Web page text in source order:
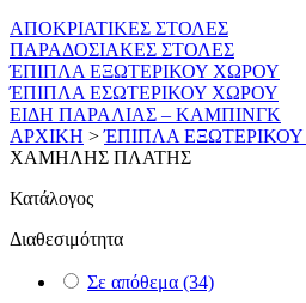
ΑΠΟΚΡΙΑΤΙΚΕΣ ΣΤΟΛΕΣ
ΠΑΡΑΔΟΣΙΑΚΕΣ ΣΤΟΛΕΣ
ΈΠΙΠΛΑ ΕΞΩΤΕΡΙΚΟΥ ΧΩΡΟΥ
ΈΠΙΠΛΑ ΕΣΩΤΕΡΙΚΟΥ ΧΩΡΟΥ
ΕΙΔΗ ΠΑΡΑΛΙΑΣ – ΚΑΜΠΙΝΓΚ
ΑΡΧΙΚΗ > ΈΠΙΠΛΑ
ΧΑΜΗΛΗΣ ΠΛΑΤΗΣ
Κατάλογος
Διαθεσιμότητα
Σε απόθεμα (34)